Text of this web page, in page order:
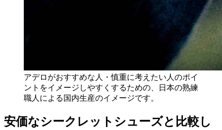
アデロがおすすめな人・慎重に考えたい人のポイ
ントをイメージしやすくするための、日本の熟練
職人による国内生産のイメージです。
安価なシークレットシューズと比較し